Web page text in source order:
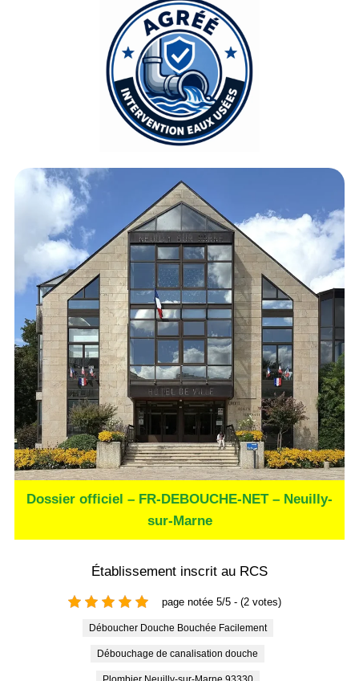
Dossier officiel – FR-DEBOUCHE-NET – Neuilly-
sur-Marne
Établissement inscrit au RCS
page notée 5/5 - (2 votes)
Déboucher Douche Bouchée Facilement
Débouchage de canalisation douche